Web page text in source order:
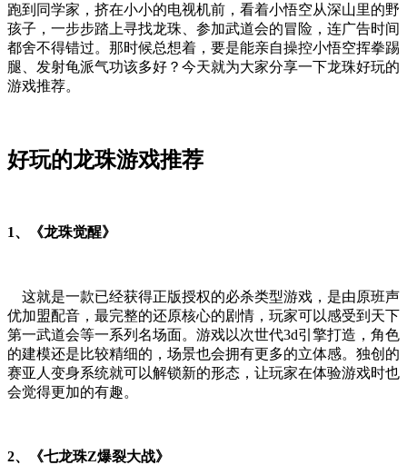
跑到同学家，挤在小小的电视机前，看着小悟空从深山里的野
孩子，一步步踏上寻找龙珠、参加武道会的冒险，连广告时间
都舍不得错过。那时候总想着，要是能亲自操控小悟空挥拳踢
腿、发射龟派气功该多好？今天就为大家分享一下龙珠好玩的
游戏推荐。
好玩的龙珠游戏推荐
1、《龙珠觉醒》
这就是一款已经获得正版授权的必杀类型游戏，是由原班声
优加盟配音，最完整的还原核心的剧情，玩家可以感受到天下
第一武道会等一系列名场面。游戏以次世代3d引擎打造，角色
的建模还是比较精细的，场景也会拥有更多的立体感。独创的
赛亚人变身系统就可以解锁新的形态，让玩家在体验游戏时也
会觉得更加的有趣。
2、《七龙珠Z爆裂大战》